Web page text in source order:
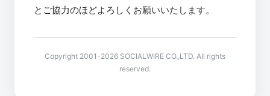
とご協力のほどよろしくお願いいたします。
Copyright 2001-2026 SOCIALWIRE CO.,LTD. All rights
reserved.